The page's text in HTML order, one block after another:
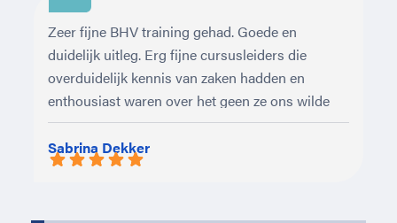
Sabrina Dekker
Zeer fijne BHV training gehad. Goede en
duidelijk uitleg. Erg fijne cursusleiders die
overduidelijk kennis van zaken hadden en
enthousiast waren over het geen ze ons wilde
leren.